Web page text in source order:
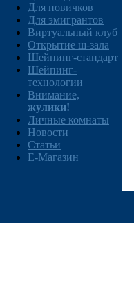
Для новичков
Для эмигрантов
Виртуальный клуб
Открытие ш-зала
Шейпинг-стандарт
Шейпинг-
технологии
Внимание,
жулики!
Личные комнаты
Новости
Статьи
E-Магазин